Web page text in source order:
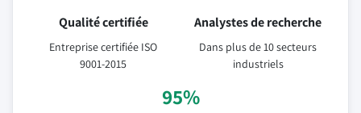
Qualité certifiée
Entreprise certifiée ISO
9001-2015
Analystes de recherche
Dans plus de 10 secteurs
industriels
95%